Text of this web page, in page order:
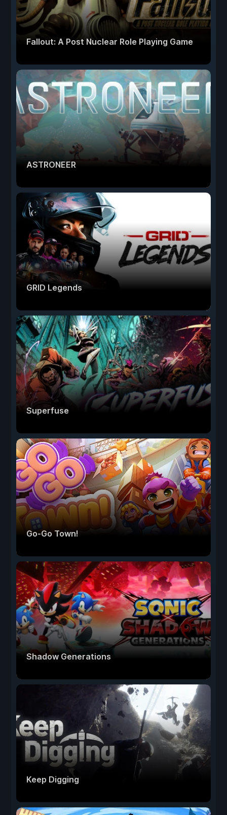
Fallout: A Post Nuclear Role Playing Game
ASTRONEER
GRID Legends
Superfuse
Go-Go Town!
Shadow Generations
Keep Digging